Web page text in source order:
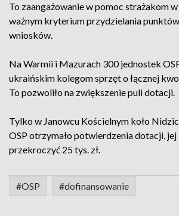
To zaangażowanie w pomoc strażakom
ważnym kryterium przydzielania
wniosków.
Na Warmii i Mazurach 300 jednostek
ukraińskim kolegom sprzęt o łącznej
To pozwoliło na zwiększenie puli dotacji.
Tylko w Janowcu Kościelnym koło
OSP otrzymało potwierdzenia dotacji, jej
przekroczyć 25 tys. zł.
#OSP #dofinansowanie